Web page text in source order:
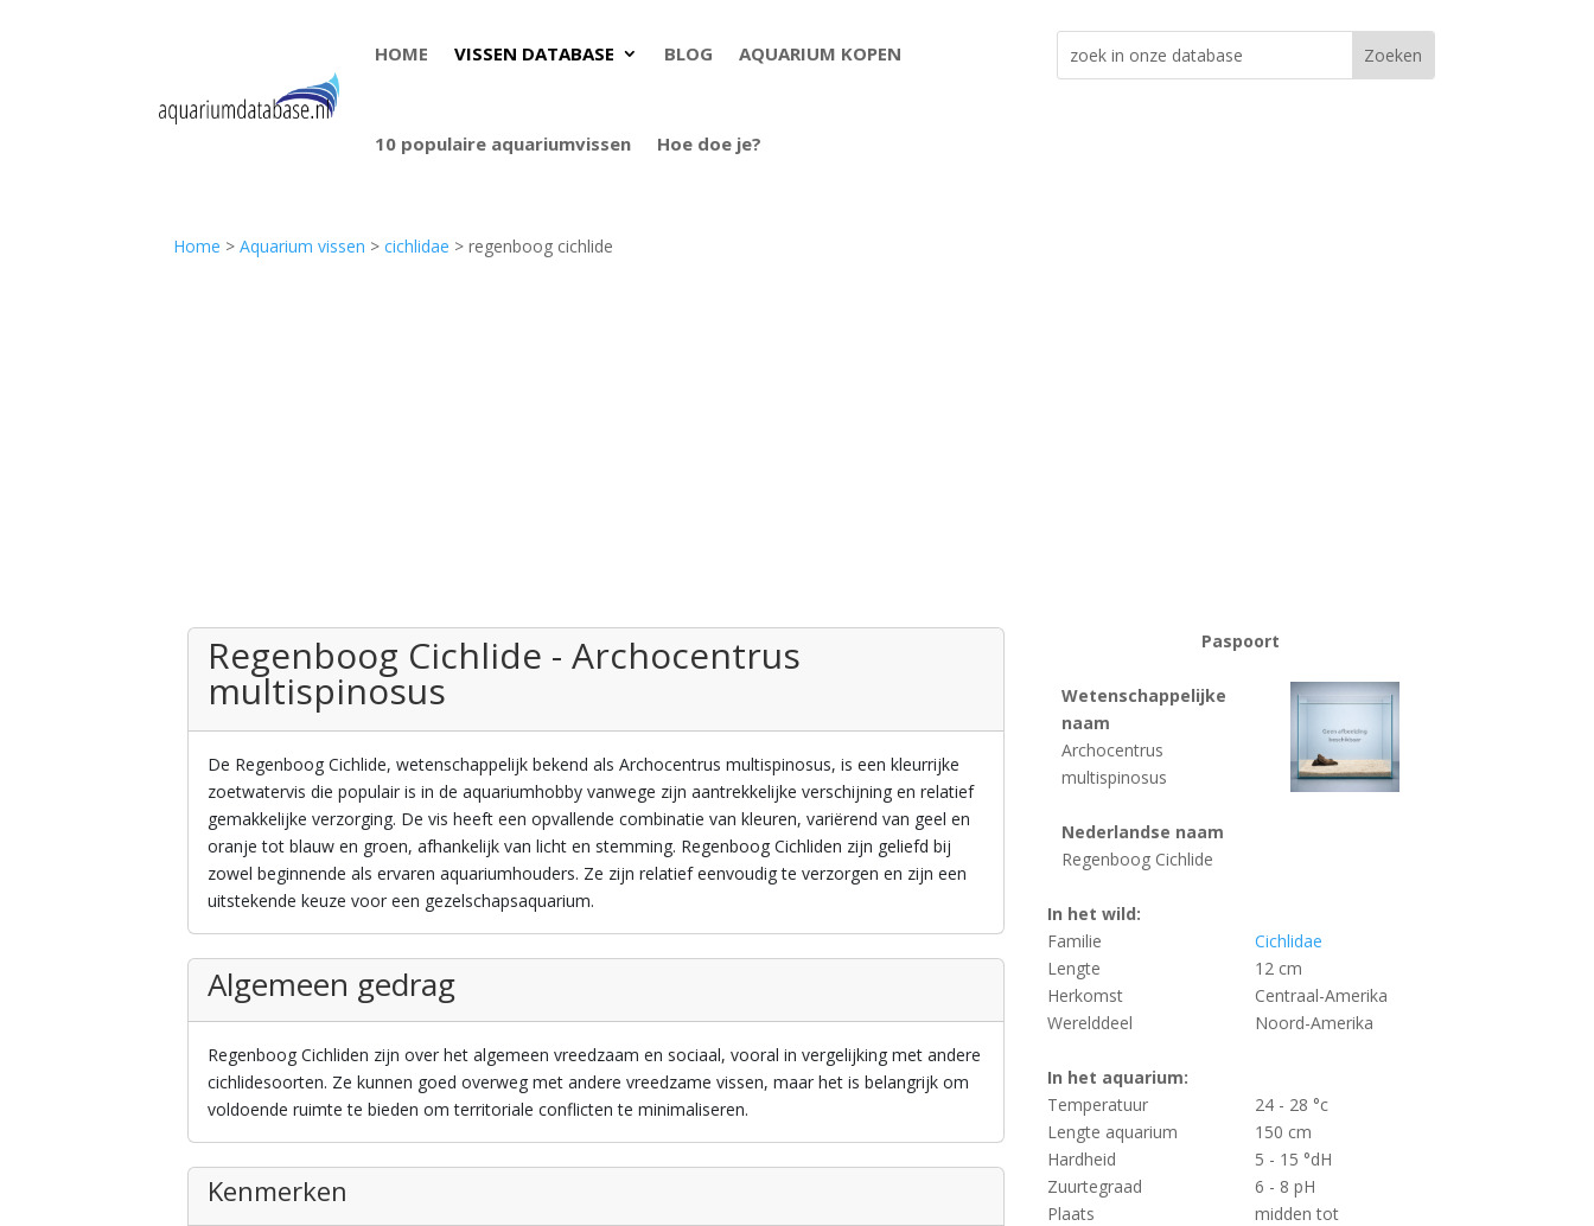
HOME VISSEN DATABASE BLOG AQUARIUM KOPEN
10 populaire aquariumvissen Hoe doe je?
Home >Aquarium vissen >cichlidae > regenboog cichlide
Paspoort
Wetenschappelijke
naam
Archocentrus
multispinosus
Nederlandse naam
Regenboog Cichlide
In het wild:
Familie
Cichlidae
Lengte
12 cm
Herkomst
Centraal-Amerika
Werelddeel
Noord-Amerika
In het aquarium:
Temperatuur
24 - 28 °c
Lengte aquarium
150 cm
Hardheid
5 - 15 °dH
Zuurtegraad
6 - 8 pH
Plaats
midden tot
Regenboog Cichlide - Archocentrus
multispinosus
De Regenboog Cichlide, wetenschappelijk bekend als Archocentrus multispinosus, is een kleurrijke
zoetwatervis die populair is in de aquariumhobby vanwege zijn aantrekkelijke verschijning en relatief
gemakkelijke verzorging. De vis heeft een opvallende combinatie van kleuren, variërend van geel en
oranje tot blauw en groen, afhankelijk van licht en stemming. Regenboog Cichliden zijn geliefd bij
zowel beginnende als ervaren aquariumhouders. Ze zijn relatief eenvoudig te verzorgen en zijn een
uitstekende keuze voor een gezelschapsaquarium.
Algemeen gedrag
Regenboog Cichliden zijn over het algemeen vreedzaam en sociaal, vooral in vergelijking met andere
cichlidesoorten. Ze kunnen goed overweg met andere vreedzame vissen, maar het is belangrijk om
voldoende ruimte te bieden om territoriale conflicten te minimaliseren.
Kenmerken